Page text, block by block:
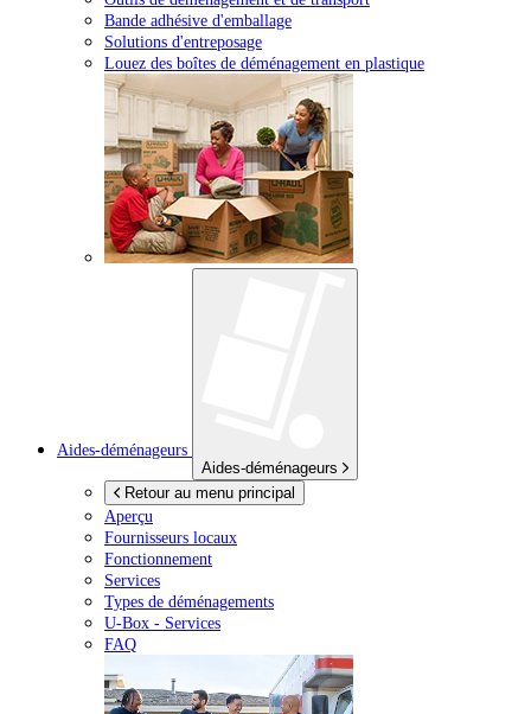
Bande adhésive d'emballage
Solutions d'entreposage
Louez des boîtes de déménagement en plastique
Aides-déménageurs
Aides-déménageurs
Retour au menu principal
Aperçu
Fournisseurs locaux
Fonctionnement
Services
Types de déménagements
U-Box - Services
FAQ